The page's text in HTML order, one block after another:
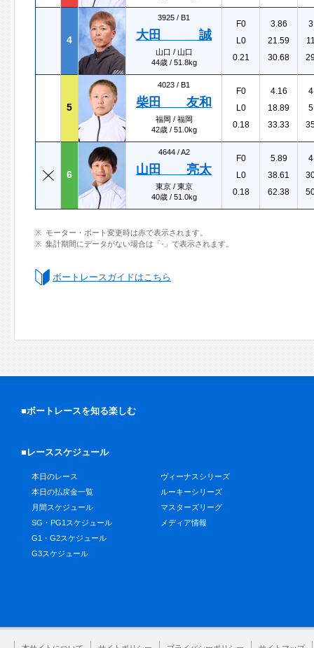
4
3925 / B1
大田 誠
山口 / 山口
44歳 / 51.8kg
F0
L0
0.21
3.86
21.59
30.68
5
4023 / B1
柴田 友和
福岡 / 福岡
42歳 / 51.0kg
F0
L0
0.18
4.16
18.89
33.33
6
4644 /A2
山田 亮太
東京 / 東京
40歳 / 51.0kg
F0
L0
0.18
5.89
38.61
62.38
モーター・ボート変更時は赤で表示されます。
集計期間にデータがない場合は「-」で表示されます。
ボートレースガイドはこちら
■ボートレースを知る楽しむ
■レーススケジュール
本日のレース
本日の払戻金一覧
月間スケジュール
SG・PG1スケジュール
G1・G2スケジュール
G3スケジュール
ヴィーナスシリーズ
ルーキーシリーズ
マスターズリーグ
メディア情報